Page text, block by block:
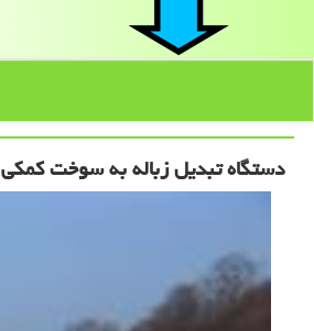
دستگاه تبدیل زباله به سوخت کمکی RDF بهره برداری شد